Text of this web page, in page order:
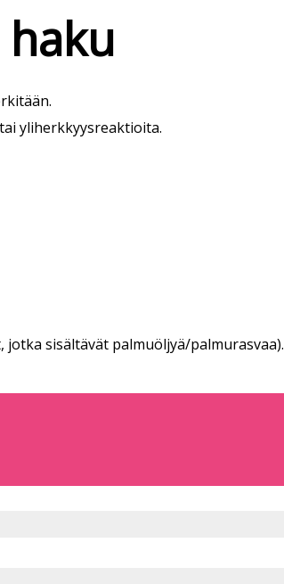
yliherkkyysreaktioita.
jotka sisältävät palmuöljyä/palmurasvaa).